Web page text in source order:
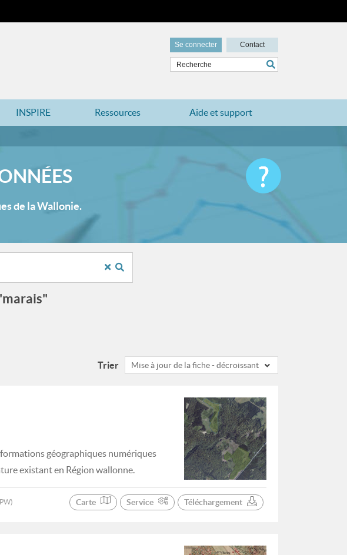
Se connecter Contact
INSPIRE Ressources Aide et support
de la Wallonie.
Trier Mise à jour de la fiche - décroissant
géographiques numériques
existant en Région wallonne.
Carte Service Téléchargement